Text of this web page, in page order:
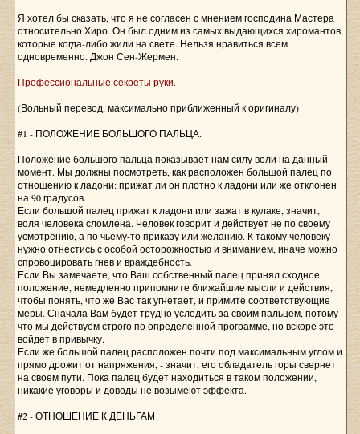
Я хотел бы сказать, что я не согласен с мнением господина Мастера
относительно Хиро. Он был одним из самых выдающихся хиромантов,
которые когда-либо жили на свете. Нельзя нравиться всем
одновременно. Джон Сен-Жермен.
Профессиональные секреты руки.
(Вольный перевод, максимально приближенный к оригиналу)
#1 - ПОЛОЖЕНИЕ БОЛЬШОГО ПАЛЬЦА.
Положение большого пальца показывает нам силу воли на данный
момент. Мы должны посмотреть, как расположен большой палец по
отношению к ладони: прижат ли он плотно к ладони или же отклонен
на 90 градусов.
Если большой палец прижат к ладони или зажат в кулаке, значит,
воля человека сломлена. Человек говорит и действует не по своему
усмотрению, а по чьему-то приказу или желанию. К такому человеку
нужно отнестись с особой осторожностью и вниманием, иначе можно
спровоцировать гнев и враждебность.
Если Вы замечаете, что Ваш собственный палец принял сходное
положение, немедленно припомните ближайшие мысли и действия,
чтобы понять, что же Вас так угнетает, и примите соответствующие
меры. Сначала Вам будет трудно уследить за своим пальцем, потому
что мы действуем строго по определенной программе, но вскоре это
войдет в привычку.
Если же большой палец расположен почти под максимальным углом и
прямо дрожит от напряжения, - значит, его обладатель горы свернет
на своем пути. Пока палец будет находиться в таком положении,
никакие уговоры и доводы не возымеют эффекта.
#2 - ОТНОШЕНИЕ К ДЕНЬГАМ